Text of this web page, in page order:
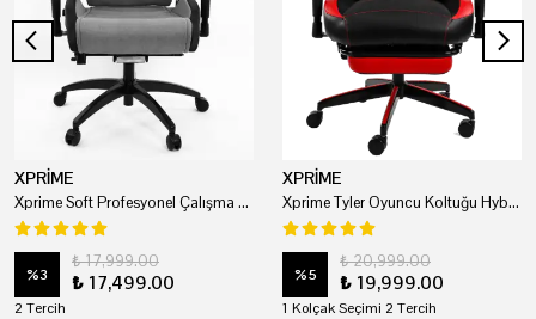
XPRİME
Xprime Soft Profesyonel Çalışma Ve Oyuncu Koltuğu
%3
₺ 17,999.00
₺ 17,499.00
2 Tercih
XPRİME
Xprime Tyler Oyuncu Koltuğu Hybrid Kumaş Kırmızı
%5
₺ 20,999.00
₺ 19,999.00
1 Kolçak Seçimi 2 Tercih